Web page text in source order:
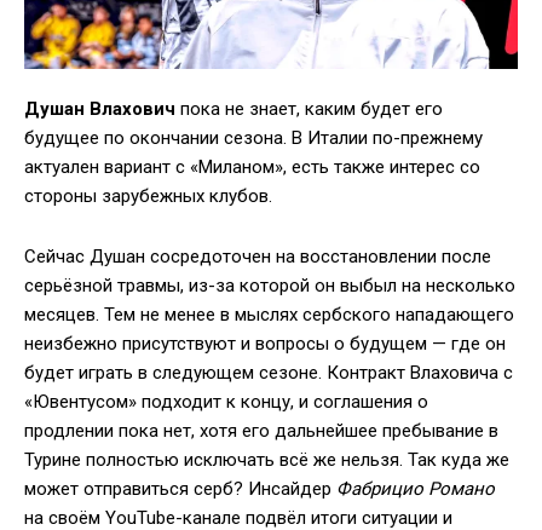
Душан Влахович пока не знает, каким будет его
будущее по окончании сезона. В Италии по-прежнему
актуален вариант с «Миланом», есть также интерес со
стороны зарубежных клубов.
Сейчас Душан сосредоточен на восстановлении после
серьёзной травмы, из-за которой он выбыл на несколько
месяцев. Тем не менее в мыслях сербского нападающего
неизбежно присутствуют и вопросы о будущем — где он
будет играть в следующем сезоне. Контракт Влаховича с
«Ювентусом» подходит к концу, и соглашения о
продлении пока нет, хотя его дальнейшее пребывание в
Турине полностью исключать всё же нельзя. Так куда же
может отправиться серб? Инсайдер Фабрицио Романо
на своём YouTube-канале подвёл итоги ситуации и